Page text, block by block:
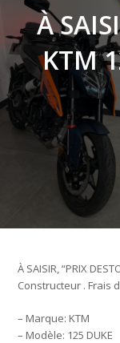
À
KTM
À SAISIR, “PRIX
Constructeur . Frais
– Marque: KTM
– Modèle: 125 DUKE